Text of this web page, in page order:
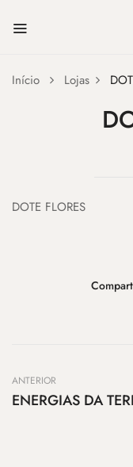
Início Lojas
DOTE FLORES
ANTERIOR
ENERGIAS DA